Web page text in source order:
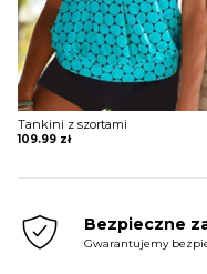
Tankini z szortami
109.99 zł
Bezpieczne
Gwarantujemy